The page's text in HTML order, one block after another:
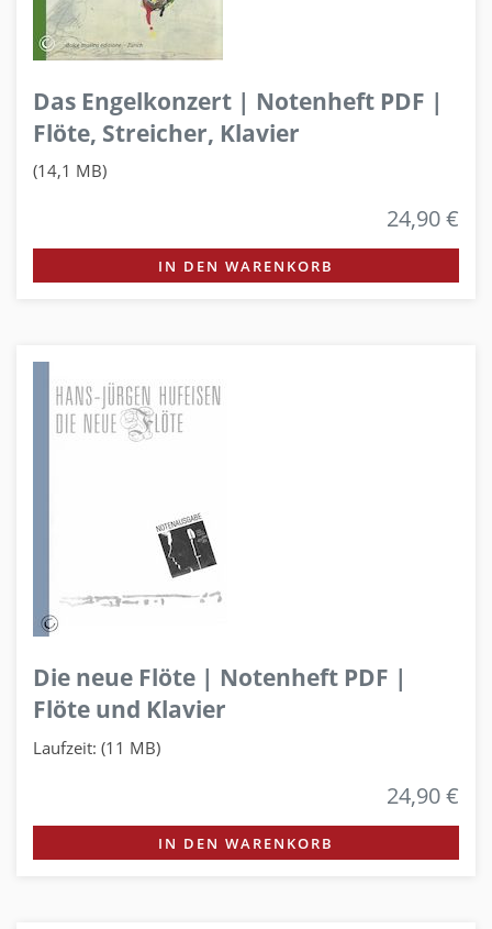
Das Engelkonzert | Notenheft PDF |
Flöte, Streicher, Klavier
(14,1 MB)
24,90 €
IN DEN WARENKORB
Die neue Flöte | Notenheft PDF |
Flöte und Klavier
Laufzeit: (11 MB)
24,90 €
IN DEN WARENKORB